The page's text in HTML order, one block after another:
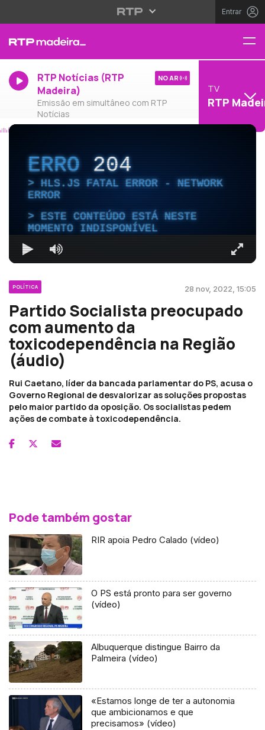
Entrar
RTP Notícias (RTP
Madeira)
Emissão em simultâneo com RTP
Notícias
NO AR
TV
RTP
ERRO204
HLS.JS FATAL ERROR - NETWORK
ERROR
ESTE CONTEÚDO ESTÁ NESTE
MOMENTO INDISPONÍVEL
POLÍTICA 28 nov, 2022, 15:05
Partido Socialista preocupado
com aumento da
toxicodependência na Região
(áudio)
Rui Caetano, líder da bancada parlamentar do PS, acusa o
Governo Regional de desvalorizar as soluções propostas
pelo maior partido da oposição. Os socialistas pedem
ações de combate à toxicodependência.
Pode também gostar
RIR apoia Pedro Calado (vídeo)
O PS está pronto para ser governo
(vídeo)
Albuquerque distingue Bairro da
Palmeira (vídeo)
«Estamos longe de ter a autonomia
que ambicionamos e que
precisamos» (vídeo)